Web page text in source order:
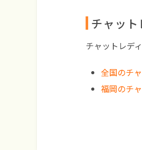
チャッ
チャットレデ
全国のチ
福岡のチ